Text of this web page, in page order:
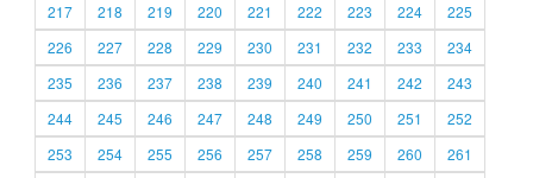
217
218 219 220 221 222 223 224
225
226
227 228 229 230 231 232 233
234
235
236 237 238 239 240 241 242
243
244
245 246 247 248 249 250 251
252
253
254 255 256 257 258 259 260
261